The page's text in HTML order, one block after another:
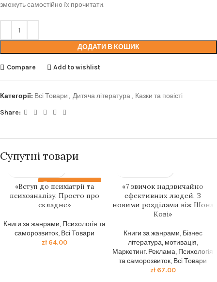
зможуть самостійно їх прочитати.
ДОДАТИ В КОШИК
Compare Add to wishlist
Категорії: Всі Товари , Дитяча література, Казки та повісті
Share:
Супутні товари
Передзамовлення
«Вступ до психіатрії та
психоаналізу. Просто про
складне»
Книги за жанрами, Психологія та
саморозвиток, Всі Товари
zł64.00
«7 звичок надзвичайно
ефективних людей. З
новими розділами віж Шона
Кові»
Книги за жанрами, Бізнес
література, мотивація,
Маркетинг. Реклама, Психологія
та саморозвиток, Всі Товари
zł67.00